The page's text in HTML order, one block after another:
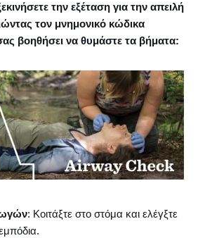
την εξέταση για την απειλή
τον μνημονικό κώδικα
βοηθήσει να θυμάστε τα βήματα:
: Κοιτάξτε στο στόμα και ελέγξτε